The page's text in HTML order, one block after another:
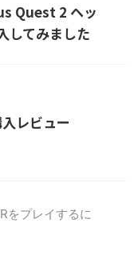
Quest 2 ヘッ
してみました
レビュー
をプレイするに